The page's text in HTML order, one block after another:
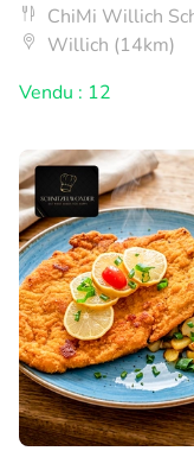
ChiMi Willich
Willich (14km)
Vendu : 12